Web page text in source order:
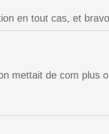
en tout cas, et
mettait de com plus